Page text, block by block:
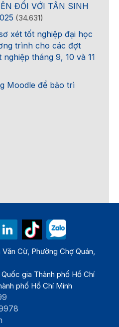
ĐỐI VỚI TÂN SINH
(34.631)
xét tốt nghiệp đại học
trình cho các đợt
tháng 9, 10 và 11
Moodle để bảo trì
Cừ, Phường Chợ Quán,
gia Thành phố Hồ Chí
phố Hồ Chí Minh